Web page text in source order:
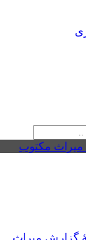
گزارش میراث